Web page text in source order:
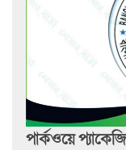
পার্কওয়ে